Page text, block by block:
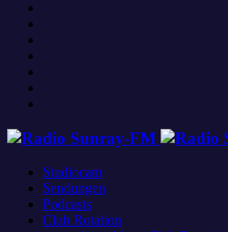
Studiocam
Sendungen
Podcasts
Club Rotation